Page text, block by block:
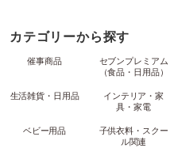
カテゴリーから探す
催事商品
セブンプレミアム
（食品・日用品）
生活雑貨・日用品
インテリア・家
具・家電
ベビー用品
子供衣料・スクー
ル関連